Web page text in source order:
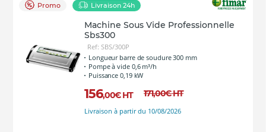
Promo Livraison 24h
Machine Sous Vide Professionnelle
Sbs300
Ref: SBS/300P
Longueur barre de soudure 300 mm
Pompe à vide 0,6 m³/h
Puissance 0,19 kW
156,00€ HT 171,00€HT
Livraison à partir du 10/08/2026